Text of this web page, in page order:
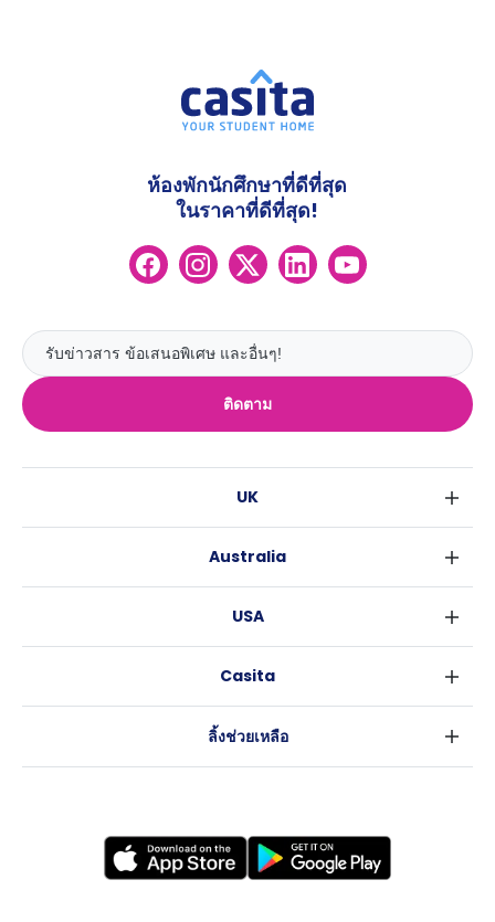
ติดตาม
ห้องพักนักศึกษาที่ดีที่สุด
ในราคาที่ดีที่สุด!
UK
เอดินเบอระ
ลีดส์
โคเวนทรี
เลสเตอร์
Australia
บริสเบน
อะเดลายด์
USA
แอตแลนตา
Casita
ลิ้งช่วยเหลือ